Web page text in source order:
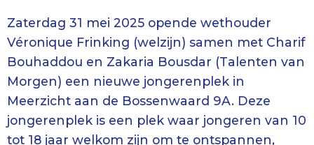
Zaterdag 31 mei 2025 opende wethouder
Véronique Frinking (welzijn) samen met Charif
Bouhaddou en Zakaria Bousdar (Talenten van
Morgen) een nieuwe jongerenplek in
Meerzicht aan de Bossenwaard 9A. Deze
jongerenplek is een plek waar jongeren van 10
tot 18 jaar welkom zijn om te ontspannen,